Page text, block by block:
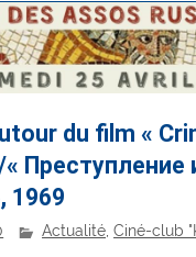
du film «
Преступление
1969
Actualité,Ciné-club